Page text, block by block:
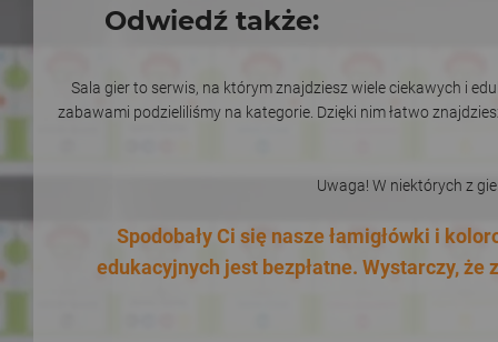
SUDOKU
RÓŻNICE
NAKLEJKI NA
Odwiedź także:
Sala gier to serwis, na którym znajdziesz wiele ciekawych i
zabawami podzieliliśmy na kategorie. Dzięki nim łatwo
Uwaga! W niektórych z
Spodobały Ci się nasze łamigłówki i
edukacyjnych jest bezpłatne. Wystarczy,